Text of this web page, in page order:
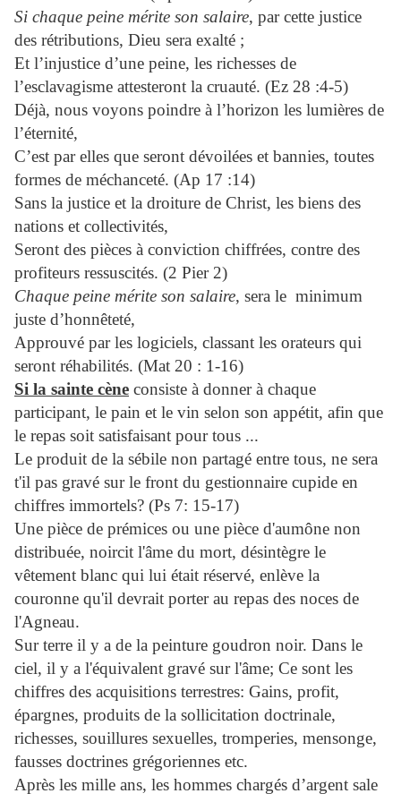
Si chaque peine mérite son salaire, par cette justice
des rétributions, Dieu sera exalté ;
Et l’injustice d’une peine, les richesses de
l’esclavagisme attesteront la cruauté. (Ez 28 :4-5)
Déjà, nous voyons poindre à l’horizon les lumières de
l’éternité,
C’est par elles que seront dévoilées et bannies, toutes
formes de méchanceté. (Ap 17 :14)
Sans la justice et la droiture de Christ, les biens des
nations et collectivités,
Seront des pièces à conviction chiffrées, contre des
profiteurs ressuscités. (2 Pier 2)
Chaque peine mérite son salaire, sera le minimum
juste d’honnêteté,
Approuvé par les logiciels, classant les orateurs qui
seront réhabilités. (Mat 20 : 1-16)
Si la sainte cène consiste à donner à chaque
participant, le pain et le vin selon son appétit, afin que
le repas soit satisfaisant pour tous ...
Le produit de la sébile non partagé entre tous, ne sera
t'il pas gravé sur le front du gestionnaire cupide en
chiffres immortels? (Ps 7: 15-17)
Une pièce de prémices ou une pièce d'aumône non
distribuée, noircit l'âme du mort, désintègre le
vêtement blanc qui lui était réservé, enlève la
couronne qu'il devrait porter au repas des noces de
l'Agneau.
Sur terre il y a de la peinture goudron noir. Dans le
ciel, il y a l'équivalent gravé sur l'âme; Ce sont les
chiffres des acquisitions terrestres: Gains, profit,
épargnes, produits de la sollicitation doctrinale,
richesses, souillures sexuelles, tromperies, mensonge,
fausses doctrines grégoriennes etc.
Après les mille ans, les hommes chargés d’argent sale